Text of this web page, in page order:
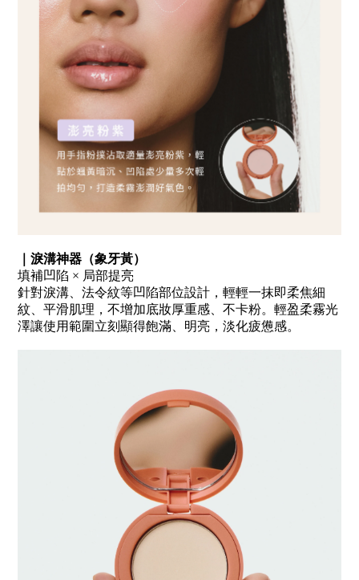
｜淚溝神器（象牙黃）
填補凹陷 × 局部提亮
針對淚溝、法令紋等凹陷部位設計，輕輕一抹即柔焦細
紋、平滑肌理，不增加底妝厚重感、不卡粉。輕盈柔霧光
澤讓使用範圍立刻顯得飽滿、明亮，淡化疲憊感。